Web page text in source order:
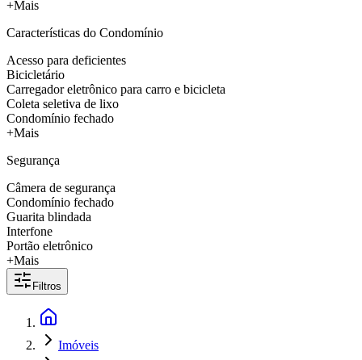
+Mais
Características do Condomínio
Acesso para deficientes
Bicicletário
Carregador eletrônico para carro e bicicleta
Coleta seletiva de lixo
Condomínio fechado
+Mais
Segurança
Câmera de segurança
Condomínio fechado
Guarita blindada
Interfone
Portão eletrônico
+Mais
Filtros
Imóveis